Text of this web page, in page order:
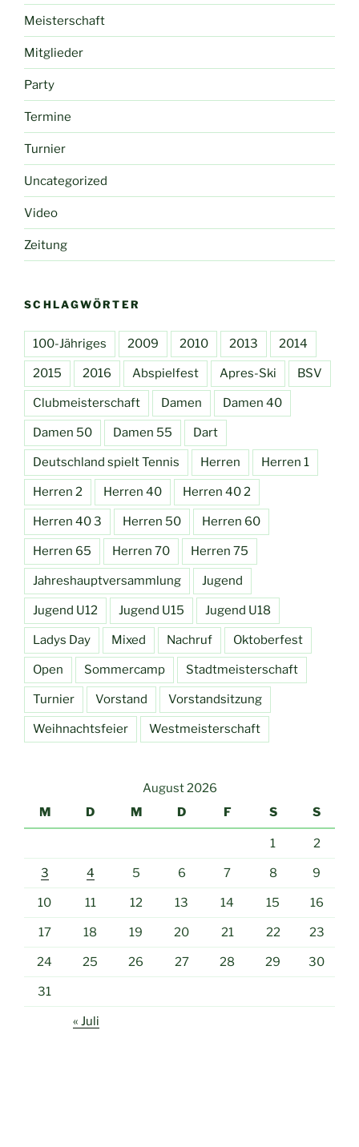
Meisterschaft
Mitglieder
Party
Termine
Turnier
Uncategorized
Video
Zeitung
SCHLAGWÖRTER
100-Jähriges 2009 2010 2013 2014
2015 2016 Abspielfest Apres-Ski BSV
Clubmeisterschaft Damen Damen 40
Damen 50 Damen 55 Dart
Deutschland spielt Tennis Herren Herren 1
Herren 2 Herren 40 Herren 40 2
Herren 40 3 Herren 50 Herren 60
Herren 65 Herren 70 Herren 75
Jahreshauptversammlung Jugend
Jugend U12 Jugend U15 Jugend U18
Ladys Day Mixed Nachruf Oktoberfest
Open Sommercamp Stadtmeisterschaft
Turnier Vorstand Vorstandsitzung
Weihnachtsfeier Westmeisterschaft
August 2026
M
D M D F S S
1 2
3 4 5 6 7 8 9
10 11 12 13 14 15 16
17 18 19 20 21 22 23
24 25 26 27 28 29 30
31
« Juli